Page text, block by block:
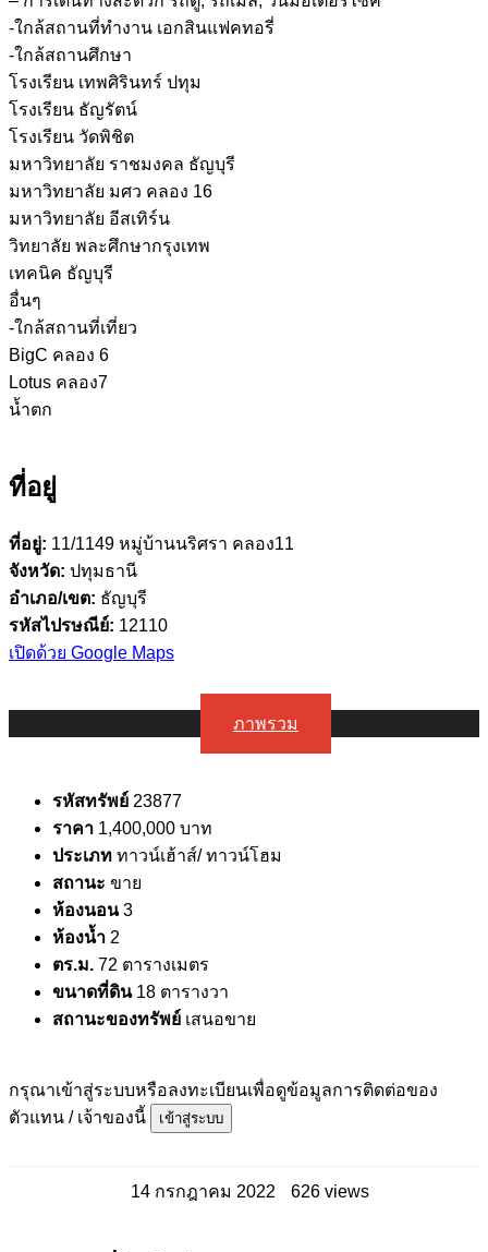
-ใกล้สถานที่ทำงาน เอกสินแฟคทอรี่
-ใกล้สถานศึกษา
โรงเรียน เทพศิรินทร์ ปทุม
โรงเรียน ธัญรัตน์
โรงเรียน วัดพิชิต
มหาวิทยาลัย ราชมงคล ธัญบุรี
มหาวิทยาลัย มศว คลอง 16
มหาวิทยาลัย อีสเทิร์น
วิทยาลัย พละศึกษากรุงเทพ
เทคนิค ธัญบุรี
อื่นๆ
-ใกล้สถานที่เที่ยว
BigC คลอง 6
Lotus คลอง7
น้ำตก
ที่อยู่
ที่อยู่: 11/1149 หมู่บ้านนริศรา คลอง11
จังหวัด: ปทุมธานี
อำเภอ/เขต: ธัญบุรี
รหัสไปรษณีย์: 12110
เปิดด้วย Google Maps
ภาพรวม
รหัสทรัพย์ 23877
ราคา 1,400,000 บาท
ประเภท ทาวน์เฮ้าส์/ ทาวน์โฮม
สถานะ ขาย
ห้องนอน 3
ห้องน้ำ 2
ตร.ม. 72 ตารางเมตร
ขนาดที่ดิน 18 ตารางวา
สถานะของทรัพย์ เสนอขาย
กรุณาเข้าสู่ระบบหรือลงทะเบียนเพื่อดูข้อมูลการติดต่อของ
ตัวแทน / เจ้าของนี้
เข้าสู่ระบบ
14 กรกฎาคม 2022 626 views